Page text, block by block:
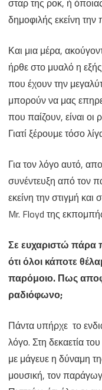
σταρ της ροκ, ή
δημοφιλής εκείνη την
Και μια μέρα,
ήρθε στο μυαλό η
που έχουν την
μπορούν να μας
που παίζουν, είναι
Γιατί ξέρουμε τόσο
Για τον λόγο αυτό,
συνέντευξη από τον
εκείνη την στιγμή
Mr. Floyd της
Σε ευχαριστώ πάρα
ότι όλοι κάποτε
παρόμοιο. Πως
ραδιόφωνο;
Πάντα υπήρχε το
λόγο. Στη δεκαετία
με μάγευε η δύναμη
μουσική, τον